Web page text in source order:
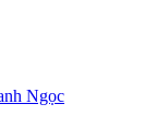
Ngọc